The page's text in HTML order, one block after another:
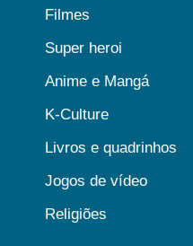
Filmes
Super heroi
Anime e Mangá
K-Culture
Livros e quadrinhos
Jogos de vídeo
Religiões